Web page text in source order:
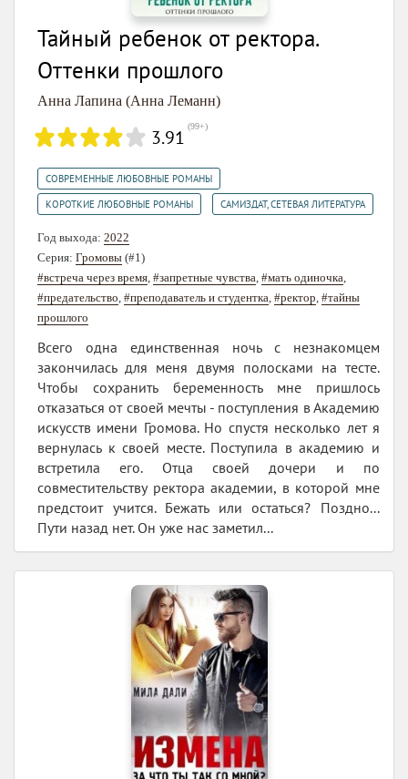
Тайный ребенок от ректора.
Оттенки прошлого
Анна Лапина (Анна Леманн)
3.91 (99+)
СОВРЕМЕННЫЕ ЛЮБОВНЫЕ РОМАНЫ
КОРОТКИЕ ЛЮБОВНЫЕ РОМАНЫ САМИЗДАТ, СЕТЕВАЯ ЛИТЕРАТУРА
Год выхода: 2022
Серия: Громовы (#1)
#встреча через время, #запретные чувства, #мать одиночка,
#предательство, #преподаватель и студентка, #ректор, #тайны
прошлого
Всего одна единственная ночь с незнакомцем
закончилась для меня двумя полосками на тесте.
Чтобы сохранить беременность мне пришлось
отказаться от своей мечты - поступления в Академию
искусств имени Громова. Но спустя несколько лет я
вернулась к своей месте. Поступила в академию и
встретила его. Отца своей дочери и по
совместительству ректора академии, в которой мне
предстоит учится. Бежать или остаться? Поздно...
Пути назад нет. Он уже нас заметил...